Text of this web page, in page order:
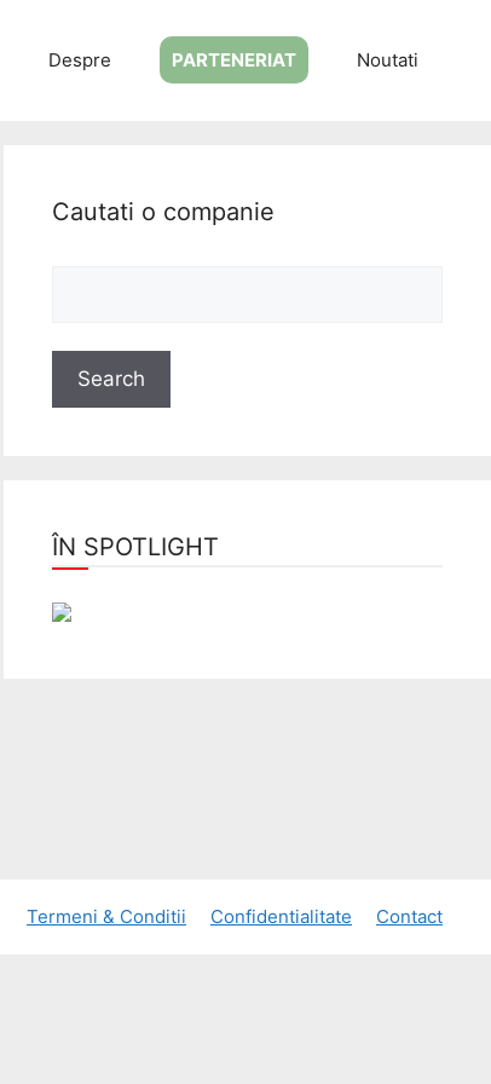
Despre PARTENERIAT Noutati
Cautati o companie
ÎN SPOTLIGHT
Termeni & Conditii Confidentialitate Contact